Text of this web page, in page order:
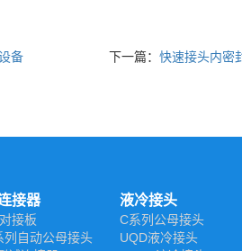
备
下一篇：快速接头内密
接器
接板
列自动公母接头
液冷接头
C系列公母接头
UQD液冷接头